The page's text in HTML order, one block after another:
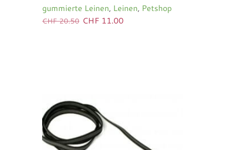
gummierte Leinen, Leinen, Petshop
CHF20.50 Ursprünglicher
CHF 11.00Aktueller